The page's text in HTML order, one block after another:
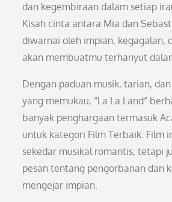
dan kegembiraan dalam setiap
Kisah cinta antara Mia dan
diwarnai oleh impian, kegagalan,
akan membuatmu terhanyut
Dengan paduan musik, tarian,
yang memukau, “La La Land”
banyak penghargaan termasuk
untuk kategori Film Terbaik. Film
sekedar musikal romantis, tetapi
pesan tentang pengorbanan dan
mengejar impian.